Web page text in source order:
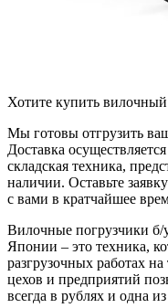
Хотите купить
Мы готовы отгрузить
Доставка
складская техника,
наличии. Оставьте
с вами в кратчайшее
Вилочные погрузчики б/
Японии – это техника,
разгрузочных работах
цехов и предприятий
всегда в рублях и одна